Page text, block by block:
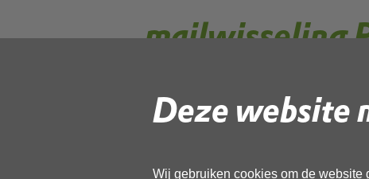
Deze website
Wij gebruiken cookies om de website
mailwisseling
Gebruik de onderstaande link om het